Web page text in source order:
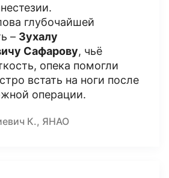
глубочайшей
– Зухалу
Сафарову, чьё
опека помогли
встать на ноги после
операции.
К., ЯНАО